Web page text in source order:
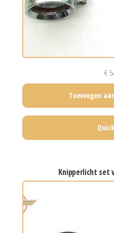
€
Toevoegen
knipperlicht